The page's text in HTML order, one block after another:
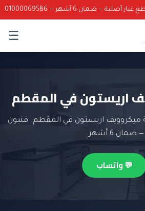
— ضمان 6 أشهر — 01000069586
☰
اريستون في المقطم
اريستون في المقطم. فنيون
6 أشهر.
💬 واتساب